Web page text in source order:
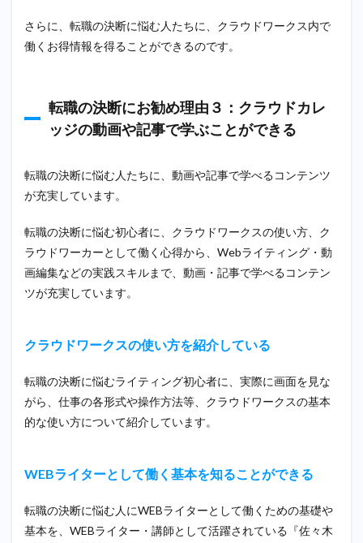
さらに、転職の決断に悩む人たちに、クラウドワークス内で
働くお得情報を得ることができるのです。
転職の決断にお勧め理由３：クラウドカレ
ッジの動画や記事で学ぶことができる
転職の決断に悩む人たちに、動画や記事で学べるコンテンツ
が充実しています。
転職の決断に悩む初心者に、クラウドワークスの使い方、ク
ラウドワーカーとして働く心得から、Webライティング・動
画編集などの実践スキルまで、動画・記事で学べるコンテン
ツが充実しています。
クラウドワークスの使い方を紹介している
転職の決断に悩むライティング初心者に、実際に画面を見な
がら、仕事の各形式や操作方法等、クラウドワークスの基本
的な使い方について紹介しています。
WEBライターとして働く基本を知ることができる
転職の決断に悩む人にWEBライターとして働くための基礎や
基本を、WEBライター・講師として活躍されている『佐々木